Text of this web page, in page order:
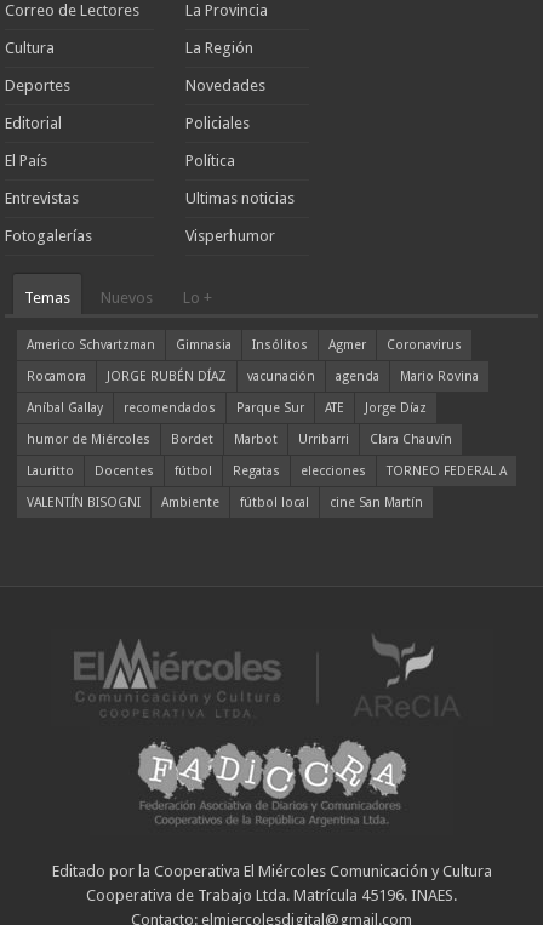
Correo de Lectores
Cultura
Deportes
Editorial
El País
Entrevistas
Fotogalerías
La Provincia
La Región
Novedades
Policiales
Política
Ultimas noticias
Visperhumor
Temas Nuevos Lo +
Americo Schvartzman Gimnasia Insólitos Agmer
Coronavirus
Rocamora
JORGE RUBÉN DÍAZ vacunación agenda
Mario Rovina
Aníbal Gallay
recomendados Parque Sur ATE
Jorge Díaz
humor de Miércoles
Bordet Marbot Urribarri
Clara Chauvín
Lauritto
Docentes fútbol Regatas elecciones
TORNEO FEDERAL A
VALENTÍN BISOGNI
Ambiente fútbol local cine San Martín
Editado por la Cooperativa El Miércoles Comunicación y Cultura
Cooperativa de Trabajo Ltda. Matrícula 45196. INAES.
Contacto: elmiercolesdigital@gmail.com